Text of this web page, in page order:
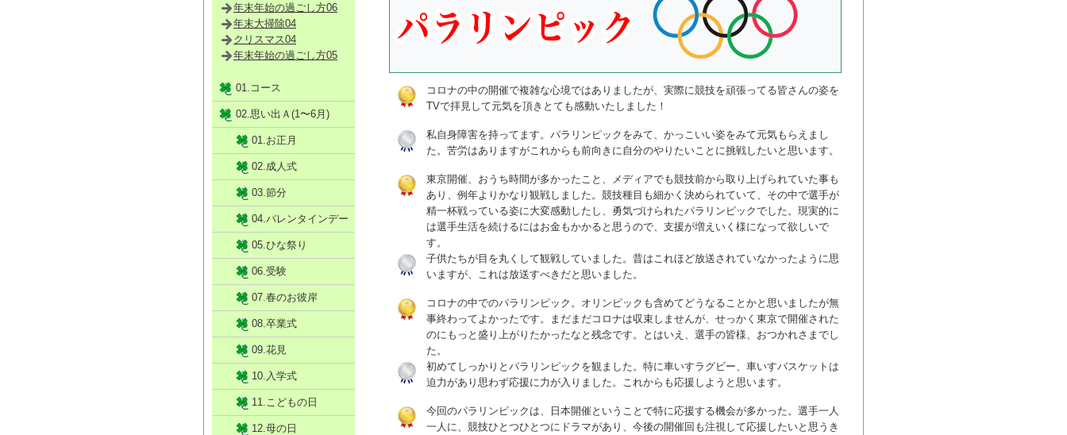
コロナの中の開催で複雑な心境ではありましたが、実際に競技を頑張ってる皆さんの姿を
TVで拝見して元気を頂きとても感動いたしました！
私自身障害を持ってます。パラリンピックをみて、かっこいい姿をみて元気もらえまし
た。苦労はありますがこれからも前向きに自分のやりたいことに挑戦したいと思います。
東京開催、おうち時間が多かったこと、メディアでも競技前から取り上げられていた事も
あり、例年よりかなり観戦しました。競技種目も細かく決められていて、その中で選手が
精一杯戦っている姿に大変感動したし、勇気づけられたパラリンピックでした。現実的に
は選手生活を続けるにはお金もかかると思うので、支援が増えいく様になって欲しいで
す。
子供たちが目を丸くして観戦していました。昔はこれほど放送されていなかったように思
いますが、これは放送すべきだと思いました。
コロナの中でのパラリンピック。オリンピックも含めてどうなることかと思いましたが無
事終わってよかったです。まだまだコロナは収束しませんが、せっかく東京で開催された
のにもっと盛り上がりたかったなと残念です。とはいえ、選手の皆様、おつかれさまでし
た。
初めてしっかりとパラリンピックを観ました。特に車いすラグビー、車いすバスケットは
迫力があり思わず応援に力が入りました。これからも応援しようと思います。
今回のパラリンピックは、日本開催ということで特に応援する機会が多かった。選手一人
一人に、競技ひとつひとつにドラマがあり、今後の開催回も注視して応援したいと思うき
年末年始の過ごし方06
年末大掃除04
クリスマス04
年末年始の過ごし方05
01.コース
02.思い出Ａ(1〜6月)
01.お正月
02.成人式
03.節分
04.バレンタインデー
05.ひな祭り
06.受験
07.春のお彼岸
08.卒業式
09.花見
10.入学式
11.こどもの日
12.母の日